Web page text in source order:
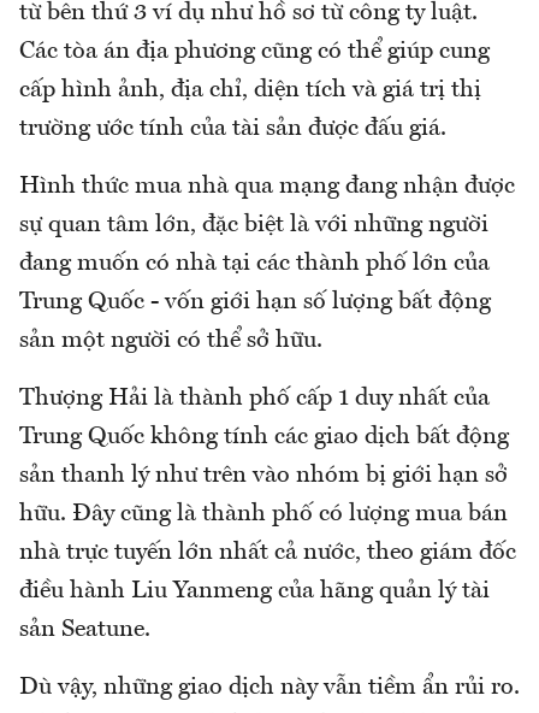
từ bên thứ 3 ví dụ như hồ sơ từ công ty luật.
Các tòa án địa phương cũng có thể giúp cung
cấp hình ảnh, địa chỉ, diện tích và giá trị thị
trường ước tính của tài sản được đấu giá.
Hình thức mua nhà qua mạng đang nhận được
sự quan tâm lớn, đặc biệt là với những người
đang muốn có nhà tại các thành phố lớn của
Trung Quốc - vốn giới hạn số lượng bất động
sản một người có thể sở hữu.
Thượng Hải là thành phố cấp 1 duy nhất của
Trung Quốc không tính các giao dịch bất động
sản thanh lý như trên vào nhóm bị giới hạn sở
hữu. Đây cũng là thành phố có lượng mua bán
nhà trực tuyến lớn nhất cả nước, theo giám đốc
điều hành Liu Yanmeng của hãng quản lý tài
sản Seatune.
Dù vậy, những giao dịch này vẫn tiềm ẩn rủi ro.